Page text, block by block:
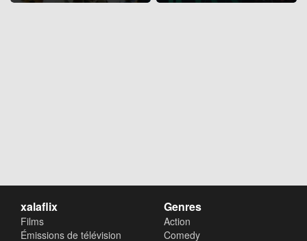
xalaflix
Films
Émissions de télévision
Genres
Action
Comedy